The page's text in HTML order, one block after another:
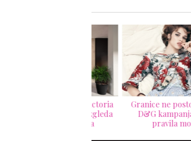
Granice ne postoje: nova
D&G kampanja briše
pravila mode